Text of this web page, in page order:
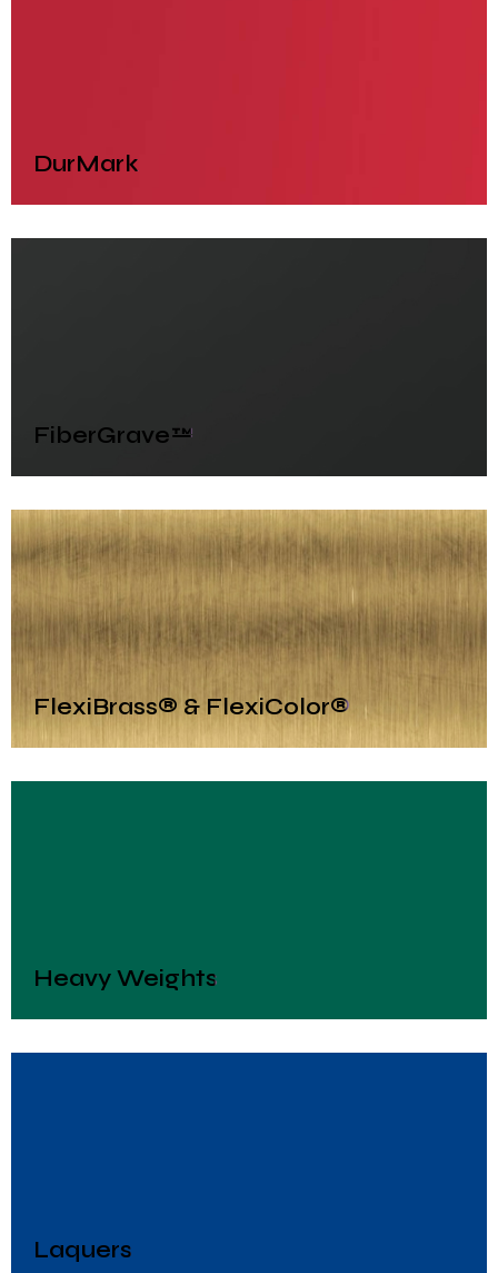
DurMark
FiberGrave™
FlexiBrass® & FlexiColor®
Heavy Weights
Laquers